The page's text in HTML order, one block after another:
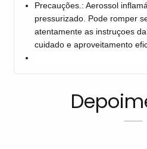
Precauções.: Aerossol
pressurizado. Pode romper
atentamente as instruçoes
cuidado e aproveitamento